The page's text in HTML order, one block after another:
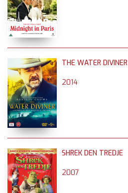
THE WATER DIVINER
2014
SHREK DEN TREDJE
2007